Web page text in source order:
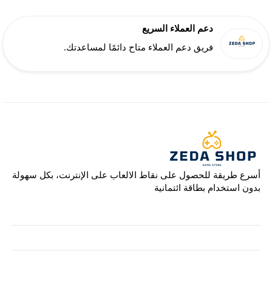
دعم العملاء السريع
فريق دعم العملاء متاح دائمًا لمساعدتك.
أسرع طريقة للحصول على نقاط الالعاب على الإنترنت، بكل سهولة
بدون استخدام بطاقة ائتمانية